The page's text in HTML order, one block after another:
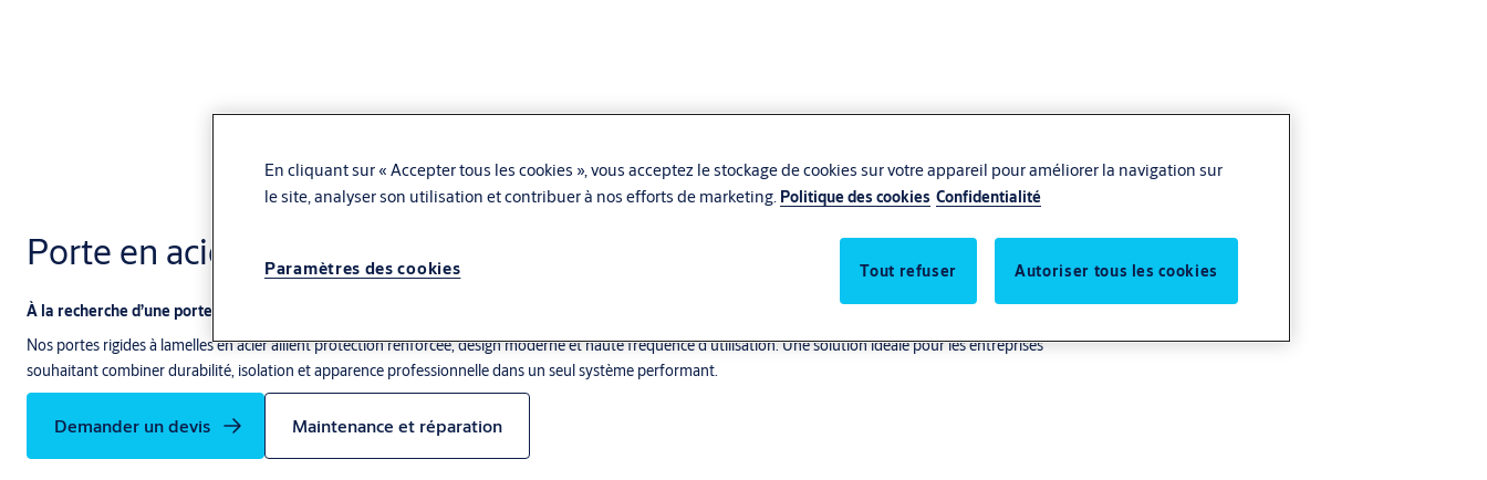
Porte en acier à lattes
À la recherche d’une porte extérieure solide et esthétique ?
Nos portes rigides à lamelles en acier allient protection renforcée, design moderne et haute fréquence d’utilisation. Une solution idéale pour les entreprises
souhaitant combiner durabilité, isolation et apparence professionnelle dans un seul système performant.
Demander un devis Maintenance et réparation
En cliquant sur « Accepter tous les cookies », vous acceptez le stockage de cookies sur votre appareil pour améliorer la navigation sur
le site, analyser son utilisation et contribuer à nos efforts de marketing. Politique des cookies Confidentialité
Paramètres des cookies Tout refuser Autoriser tous les cookies